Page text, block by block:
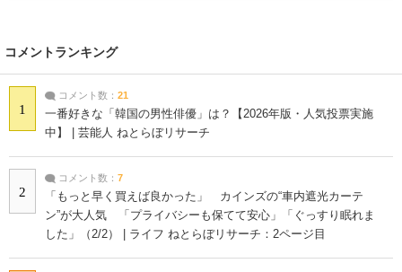
コメントランキング
1
コメント数： 21
一番好きな「韓国の男性俳優」は？【2026年版・人気投票実施
中】 | 芸能人 ねとらぼリサーチ
2
コメント数： 7
「もっと早く買えば良かった」 カインズの“車内遮光カーテ
ン”が大人気 「プライバシーも保てて安心」「ぐっすり眠れま
した」（2/2） | ライフ ねとらぼリサーチ：2ページ目